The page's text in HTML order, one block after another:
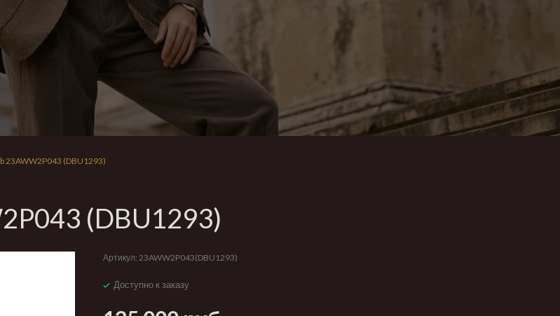
23AWW2P043 (DBU1293)
(DBU1293)
Артикул: 23AWW2P043(DBU1293)
Доступно к заказу